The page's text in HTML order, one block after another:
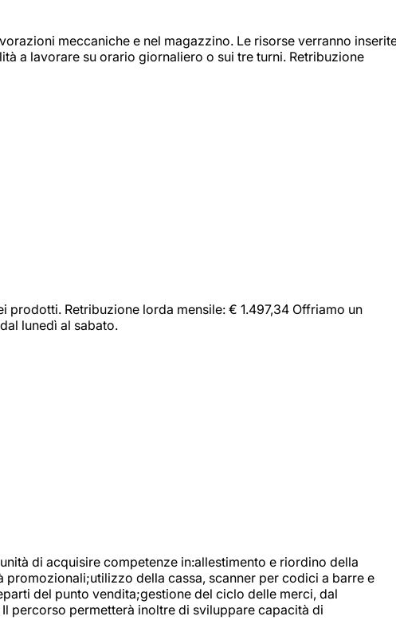
meccaniche e nel magazzino. Le risorse verranno
a lavorare su orario giornaliero o sui tre turni. Retribuzione
Retribuzione lorda mensile: € 1.497,34 Offriamo un
lunedì al sabato.
di acquisire competenze in:allestimento e riordino della
della cassa, scanner per codici a barre e
del punto vendita;gestione del ciclo delle merci, dal
percorso permetterà inoltre di sviluppare capacità di